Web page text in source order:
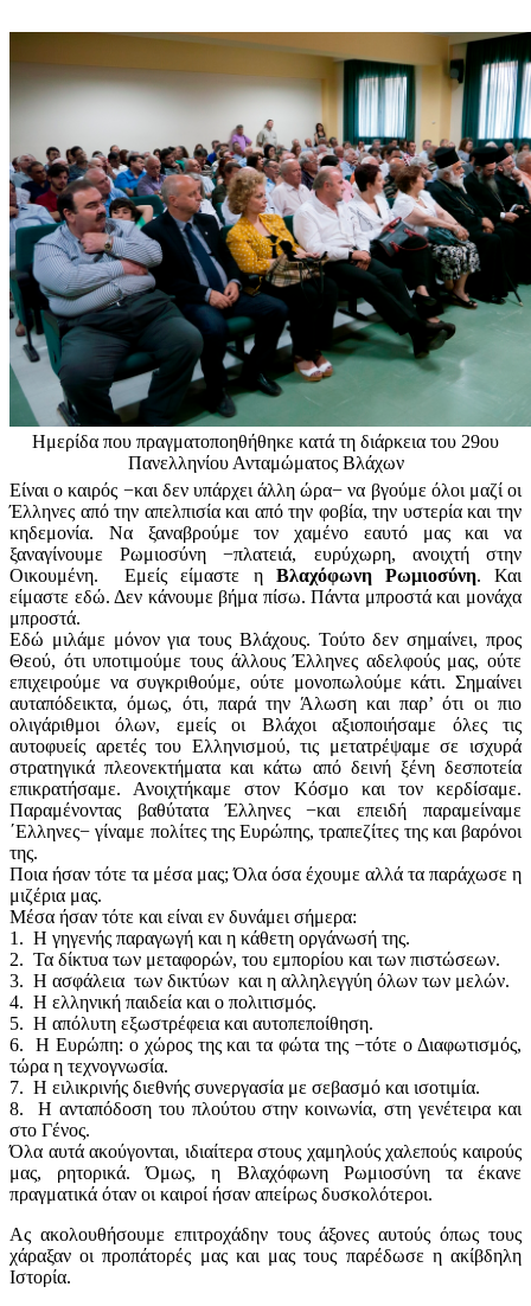
Ημερίδα που πραγματοποηθήθηκε κατά τη διάρκεια του 29ου
Πανελληνίου Ανταμώματος Βλάχων
Είναι ο καιρός −και δεν υπάρχει άλλη ώρα− να βγούμε όλοι μαζί οι
Έλληνες από την απελπισία και από την φοβία, την υστερία και την
κηδεμονία. Να ξαναβρούμε τον χαμένο εαυτό μας και να
ξαναγίνουμε Ρωμιοσύνη −πλατειά, ευρύχωρη, ανοιχτή στην
Οικουμένη. Εμείς είμαστε ηΒλαχόφωνη Ρωμιοσύνη. Και
είμαστε εδώ. Δεν κάνουμε βήμα πίσω. Πάντα μπροστά και μονάχα
μπροστά.
Εδώ μιλάμε μόνον για τους Βλάχους. Τούτο δεν σημαίνει, προς
Θεού, ότι υποτιμούμε τους άλλους Έλληνες αδελφούς μας, ούτε
επιχειρούμε να συγκριθούμε, ούτε μονοπωλούμε κάτι. Σημαίνει
αυταπόδεικτα, όμως, ότι, παρά την Άλωση και παρ’ ότι οι πιο
ολιγάριθμοι όλων, εμείς οι Βλάχοι αξιοποιήσαμε όλες τις
αυτοφυείς αρετές του Ελληνισμού, τις μετατρέψαμε σε ισχυρά
στρατηγικά πλεονεκτήματα και κάτω από δεινή ξένη δεσποτεία
επικρατήσαμε. Ανοιχτήκαμε στον Κόσμο και τον κερδίσαμε.
Παραμένοντας βαθύτατα Έλληνες −και επειδή παραμείναμε
΄Ελληνες− γίναμε πολίτες της Ευρώπης, τραπεζίτες της και βαρόνοι
της.
Ποια ήσαν τότε τα μέσα μας; Όλα όσα έχουμε αλλά τα παράχωσε η
μιζέρια μας.
Μέσα ήσαν τότε και είναι εν δυνάμει σήμερα:
1. Η γηγενής παραγωγή και η κάθετη οργάνωσή της.
2. Τα δίκτυα των μεταφορών, του εμπορίου και των πιστώσεων.
3. Η ασφάλεια των δικτύων και η αλληλεγγύη όλων των μελών.
4. Η ελληνική παιδεία και ο πολιτισμός.
5. Η απόλυτη εξωστρέφεια και αυτοπεποίθηση.
6. Η Ευρώπη: ο χώρος της και τα φώτα της −τότε ο Διαφωτισμός,
τώρα η τεχνογνωσία.
7. Η ειλικρινής διεθνής συνεργασία με σεβασμό και ισοτιμία.
8. Η ανταπόδοση του πλούτου στην κοινωνία, στη γενέτειρα και
στο Γένος.
Όλα αυτά ακούγονται, ιδιαίτερα στους χαμηλούς χαλεπούς καιρούς
μας, ρητορικά. Όμως, η Βλαχόφωνη Ρωμιοσύνη τα έκανε
πραγματικά όταν οι καιροί ήσαν απείρως δυσκολότεροι.
Ας ακολουθήσουμε επιτροχάδην τους άξονες αυτούς όπως τους
χάραξαν οι προπάτορές μας και μας τους παρέδωσε η ακίβδηλη
Ιστορία.